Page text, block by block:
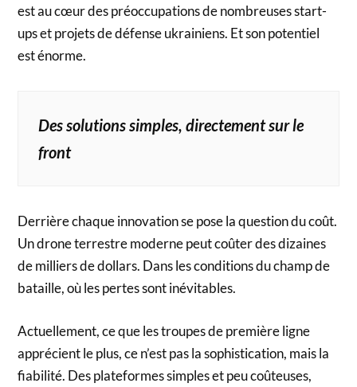
est au cœur des préoccupations de nombreuses start-
ups et projets de défense ukrainiens. Et son potentiel
est énorme.
Des solutions simples, directement sur le
front
Derrière chaque innovation se pose la question du coût.
Un drone terrestre moderne peut coûter des dizaines
de milliers de dollars. Dans les conditions du champ de
bataille, où les pertes sont inévitables.
Actuellement, ce que les troupes de première ligne
apprécient le plus, ce n’est pas la sophistication, mais la
fiabilité. Des plateformes simples et peu coûteuses,